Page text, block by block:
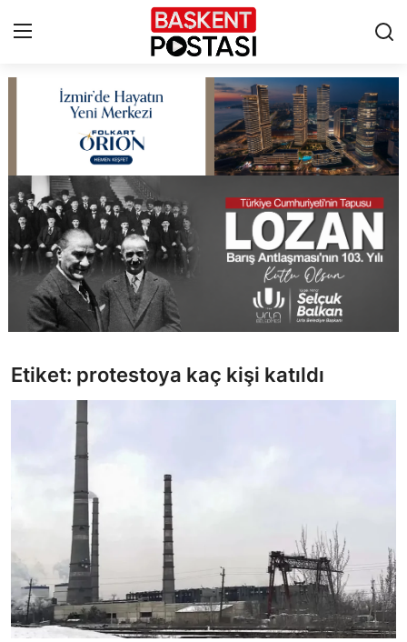
Çerez Politikası
Künye
Ankara
TBMM
Cumhurbaşkanlığı
Bakanlıklar
Siyasi Partiler
Mülki İdare
Toplum ve Yaşam
Sivil Toplum Kuruluşları
Etiket: protestoya kaç kişi katıldı